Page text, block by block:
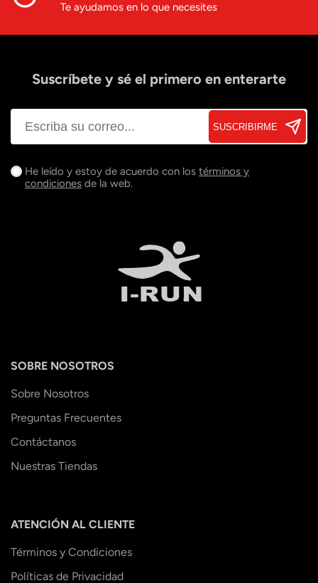
Te ayudamos en lo que necesites
Suscríbete y sé el primero en enterarte
SUSCRIBIRME
He leído y estoy de acuerdo con los términos y
condiciones de la web.
SOBRE NOSOTROS
Sobre Nosotros
Preguntas Frecuentes
Contáctanos
Nuestras Tiendas
ATENCIÓN AL CLIENTE
Términos y Condiciones
Políticas de Privacidad